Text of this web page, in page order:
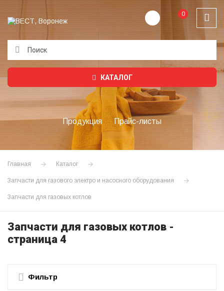
0
КАТАЛОГ
Продукция Прайс-листы
Главная Каталог
Запчасти для газового электро и насосного оборудования
Запчасти для газовых котлов
Запчасти для газовых котлов -
страница 4
Фильтр